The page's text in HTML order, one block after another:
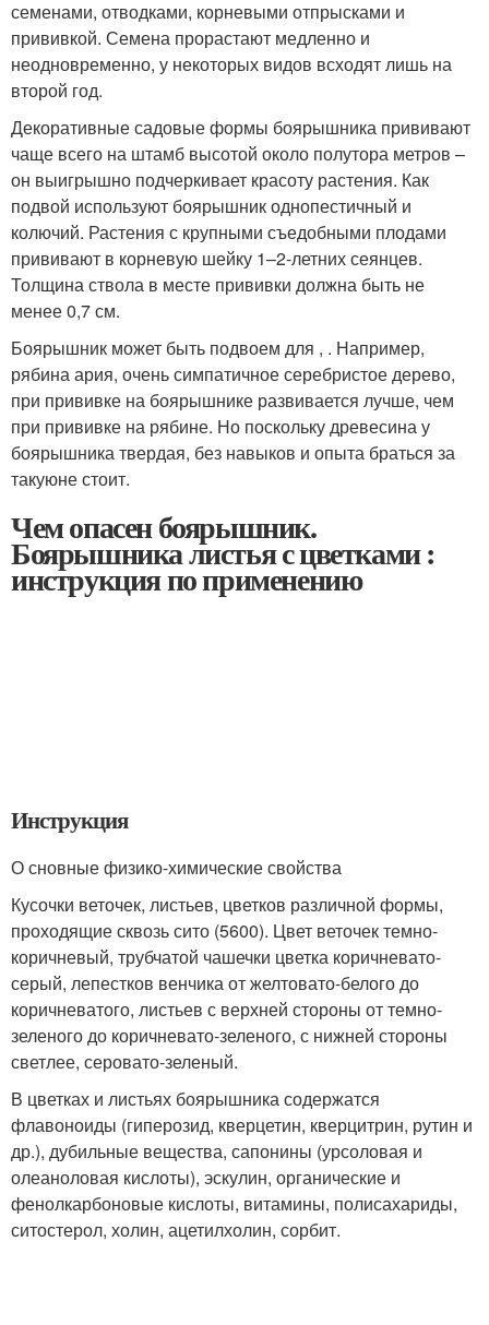
семенами, отводками, корневыми отпрысками и
прививкой. Семена прорастают медленно и
неодновременно, у некоторых видов всходят лишь на
второй год.
Декоративные садовые формы боярышника прививают
чаще всего на штамб высотой около полутора метров –
он выигрышно подчеркивает красоту растения. Как
подвой используют боярышник однопестичный и
колючий. Растения с крупными съедобными плодами
прививают в корневую шейку 1–2-летних сеянцев.
Толщина ствола в месте прививки должна быть не
менее 0,7 см.
Боярышник может быть подвоем для , . Например,
рябина ария, очень симпатичное серебристое дерево,
при прививке на боярышнике развивается лучше, чем
при прививке на рябине. Но поскольку древесина у
боярышника твердая, без навыков и опыта браться за
такуюне стоит.
Чем опасен боярышник.
Боярышника листья с цветками :
инструкция по применению
Инструкция
О сновные физико-химические свойства
Кусочки веточек, листьев, цветков различной формы,
проходящие сквозь сито (5600). Цвет веточек темно-
коричневый, трубчатой чашечки цветка коричневато-
серый, лепестков венчика от желтовато-белого до
коричневатого, листьев с верхней стороны от темно-
зеленого до коричневато-зеленого, с нижней стороны
светлее, серовато-зеленый.
В цветках и листьях боярышника содержатся
флавоноиды (гиперозид, кверцетин, кверцитрин, рутин и
др.), дубильные вещества, сапонины (урсоловая и
олеаноловая кислоты), эскулин, органические и
фенолкарбоновые кислоты, витамины, полисахариды,
ситостерол, холин, ацетилхолин, сорбит.